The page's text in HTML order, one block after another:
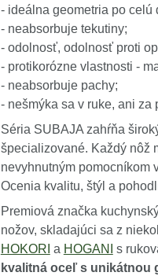
- ideálna geometria po celú
- neabsorbuje tekutiny;
- odolnosť, odolnosť proti
- protikorózne vlastnosti -
- neabsorbuje pachy;
- nešmýka sa v ruke, ani
Séria SUBAJA zahŕňa
špecializované. Každý nôž
nevyhnutným pomocníkom
Ocenia kvalitu, štýl a
Premiová značka
nožov, skladajúci sa z
HOKORI a HOGANI s
kvalitná oceľ s unikátnou